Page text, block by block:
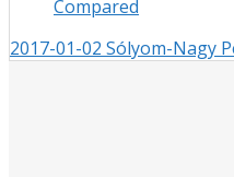
Compared
2017-01-02 Sólyom-Nagy